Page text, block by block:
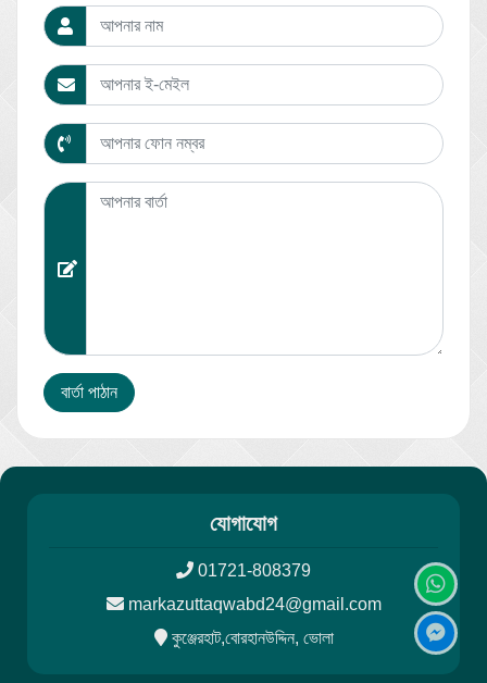
যোগাযোগ
01721-808379
markazuttaqwabd24@gmail.com
কুঞ্জেরহাট,বোরহানউদ্দিন, ভোলা